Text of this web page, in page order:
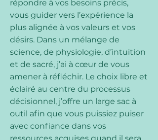
répondre à vos besoins précis,
vous guider vers l’expérience la
plus alignée à vos valeurs et vos
désirs. Dans un mélange de
science, de physiologie, d’intuition
et de sacré, j’ai à cœur de vous
amener à réfléchir. Le choix libre et
éclairé au centre du processus
décisionnel, j’offre un large sac à
outil afin que vous puissiez puiser
avec confiance dans vos